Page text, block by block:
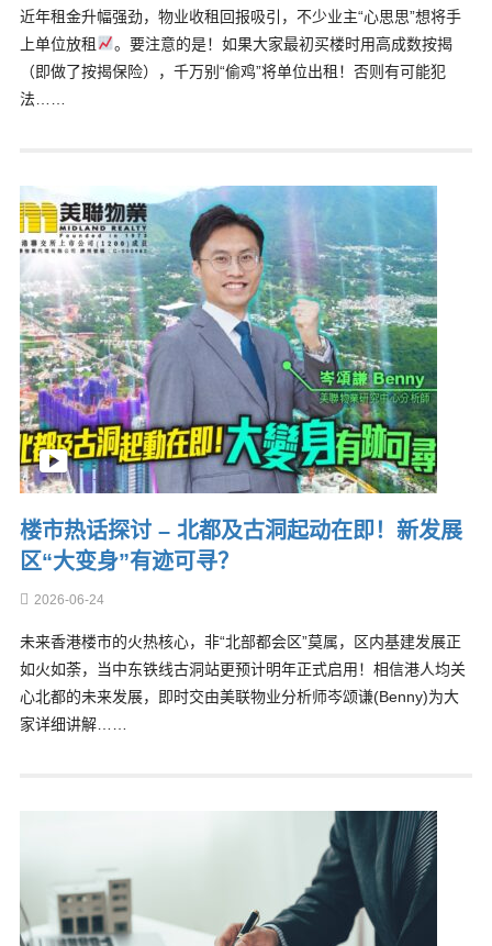
近年租金升幅强劲，物业收租回报吸引，不少业主“心思思”想将手
上单位放租
。要注意的是！如果大家最初买楼时用高成数按揭
（即做了按揭保险），千万别“偷鸡”将单位出租！否则有可能犯
法……
楼市热话探讨 – 北都及古洞起动在即！新发展
区“大变身”有迹可寻？
2026-06-24
未来香港楼市的火热核心，非“北部都会区”莫属，区内基建发展正
如火如荼，当中东铁线古洞站更预计明年正式启用！相信港人均关
心北都的未来发展，即时交由美联物业分析师岑颂谦(Benny)为大
家详细讲解……